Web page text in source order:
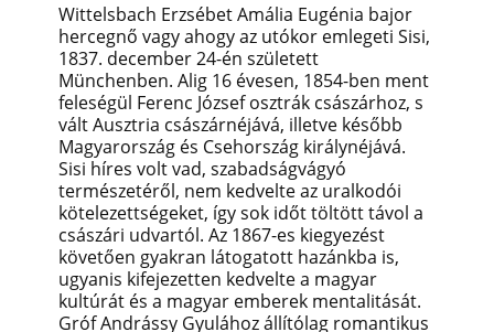
Wittelsbach Erzsébet Amália Eugénia bajor
hercegnő vagy ahogy az utókor emlegeti Sisi,
1837. december 24-én született
Münchenben. Alig 16 évesen, 1854-ben ment
feleségül Ferenc József osztrák császárhoz, s
vált Ausztria császárnéjává, illetve később
Magyarország és Csehország királynéjává.
Sisi híres volt vad, szabadságvágyó
természetéről, nem kedvelte az uralkodói
kötelezettségeket, így sok időt töltött távol a
császári udvartól. Az 1867-es kiegyezést
követően gyakran látogatott hazánkba is,
ugyanis kifejezetten kedvelte a magyar
kultúrát és a magyar emberek mentalitását.
Gróf Andrássy Gyulához állítólag romantikus